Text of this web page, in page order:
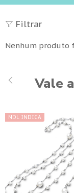
Filtrar
Nenhum produto
Vale
NDL INDICA